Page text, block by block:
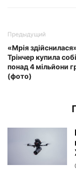
Предыдущий
«Мрія
Трінчер купила
понад 4 мільйони
(фото)